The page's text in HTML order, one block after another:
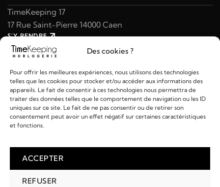
Des cookies ?
Pour offrir les meilleures expériences, nous utilisons des technologies
telles que les cookies pour stocker et/ou accéder aux informations des
appareils. Le fait de consentir à ces technologies nous permettra de
traiter des données telles que le comportement de navigation ou les ID
uniques sur ce site. Le fait de ne pas consentir ou de retirer son
consentement peut avoir un effet négatif sur certaines caractéristiques
et fonctions.
ACCEPTER
REFUSER
TimeKeeping 17
17 Rue Saint-Pierre 14000 Caen
S'Y RENDRE
02 31 47 49 97
contact@timekeeping.fr
Liens utiles
2026 © TIMEKEEPING - Réalisé par